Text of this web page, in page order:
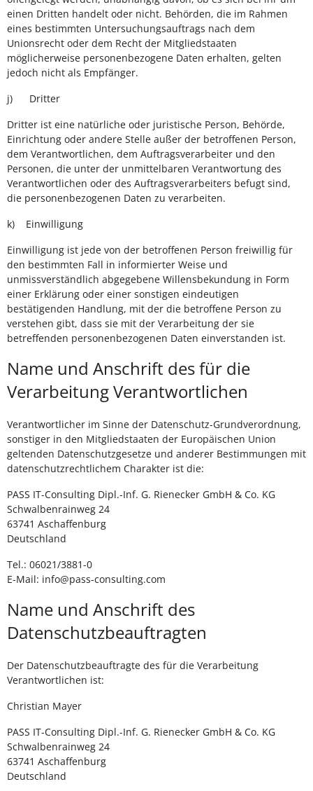
einen Dritten handelt oder nicht. Behörden, die im Rahmen
eines bestimmten Untersuchungsauftrags nach dem
Unionsrecht oder dem Recht der Mitgliedstaaten
möglicherweise personenbezogene Daten erhalten, gelten
jedoch nicht als Empfänger.
j) Dritter
Dritter ist eine natürliche oder juristische Person, Behörde,
Einrichtung oder andere Stelle außer der betroffenen Person,
dem Verantwortlichen, dem Auftragsverarbeiter und den
Personen, die unter der unmittelbaren Verantwortung des
Verantwortlichen oder des Auftragsverarbeiters befugt sind,
die personenbezogenen Daten zu verarbeiten.
k) Einwilligung
Einwilligung ist jede von der betroffenen Person freiwillig für
den bestimmten Fall in informierter Weise und
unmissverständlich abgegebene Willensbekundung in Form
einer Erklärung oder einer sonstigen eindeutigen
bestätigenden Handlung, mit der die betroffene Person zu
verstehen gibt, dass sie mit der Verarbeitung der sie
betreffenden personenbezogenen Daten einverstanden ist.
Name und Anschrift des für die
Verarbeitung Verantwortlichen
Verantwortlicher im Sinne der Datenschutz-Grundverordnung,
sonstiger in den Mitgliedstaaten der Europäischen Union
geltenden Datenschutzgesetze und anderer Bestimmungen mit
datenschutzrechtlichem Charakter ist die:
PASS IT-Consulting Dipl.-Inf. G. Rienecker GmbH & Co. KG
Schwalbenrainweg 24
63741 Aschaffenburg
Deutschland
Tel.: 06021/3881-0
E-Mail: info@pass-consulting.com
Name und Anschrift des
Datenschutzbeauftragten
Der Datenschutzbeauftragte des für die Verarbeitung
Verantwortlichen ist:
Christian Mayer
PASS IT-Consulting Dipl.-Inf. G. Rienecker GmbH & Co. KG
Schwalbenrainweg 24
63741 Aschaffenburg
Deutschland